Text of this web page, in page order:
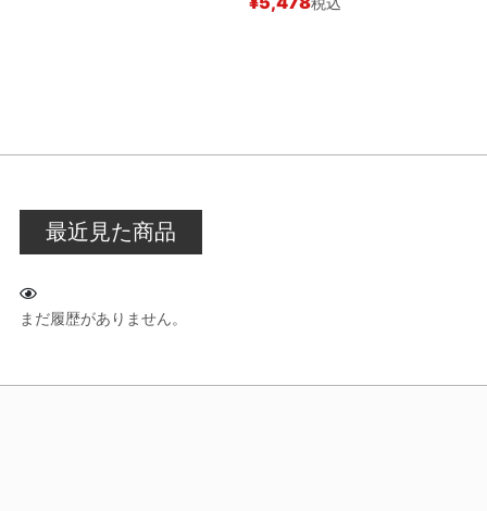
最近見た商品
まだ履歴がありません。